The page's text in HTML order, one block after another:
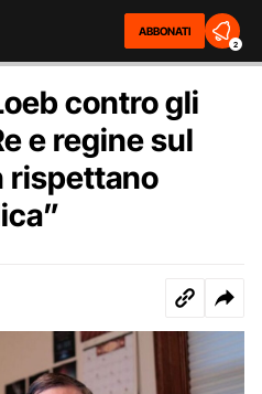
ABBONATI
2
contro gli
e regine sul
rispettano